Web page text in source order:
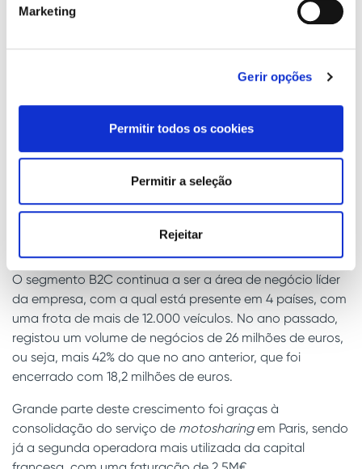
Marketing
Gerir opções
Permitir todos os cookies
Permitir a seleção
Rejeitar
Alemanha, nomeadamente em Berlim e em Düsseldorf,
bem como na Polónia, com várias cadeias de
delivery,
Finalmente, em 2022, a empresa fechou um acordo com
Liderança na quota de
mercado da motosharing
na Europa
O segmento B2C continua a ser a área de negócio líder
da empresa, com a qual está presente em 4 países, com
uma frota de mais de 12.000 veículos. No ano passado,
registou um volume de negócios de 26 milhões de euros,
ou seja, mais 42% do que no ano anterior, que foi
encerrado com 18,2 milhões de euros.
Grande parte deste crescimento foi graças à
consolidação do serviço de motosharingem Paris, sendo
já a segunda operadora mais utilizada da capital